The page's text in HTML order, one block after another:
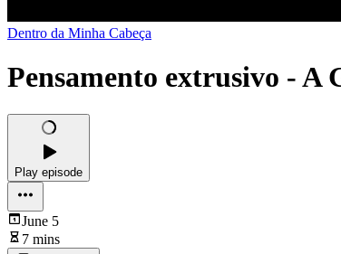
Dentro da Minha Cabeça
Pensamento extrusivo - A
Play episode
June 5
7 mins